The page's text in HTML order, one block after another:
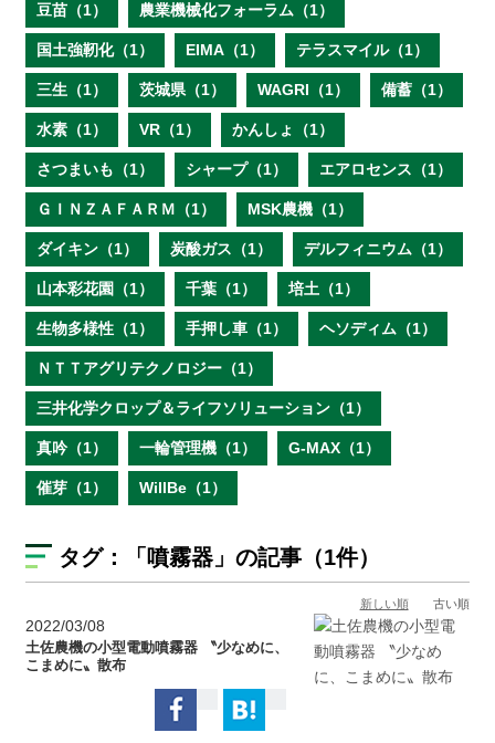
豆苗（1） 農業機械化フォーラム（1）
国土強靭化（1） EIMA（1） テラスマイル（1）
三生（1） 茨城県（1） WAGRI（1） 備蓄（1）
水素（1） VR（1） かんしょ（1）
さつまいも（1） シャープ（1） エアロセンス（1）
ＧＩＮＺＡＦＡＲＭ（1） MSK農機（1）
ダイキン（1） 炭酸ガス（1） デルフィニウム（1）
山本彩花園（1） 千葉（1） 培土（1）
生物多様性（1） 手押し車（1） ヘソディム（1）
ＮＴＴアグリテクノロジー（1）
三井化学クロップ＆ライフソリューション（1）
真吟（1） 一輪管理機（1） G-MAX（1）
催芽（1） WillBe（1）
タグ： 「噴霧器」の記事（1件）
新しい順 古い順
2022/03/08
土佐農機の小型電動噴霧器 〝少なめに、
こまめに〟散布